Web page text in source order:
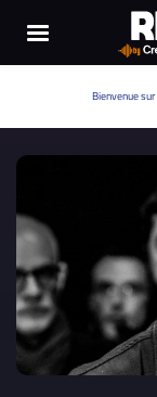
Bienvenue sur